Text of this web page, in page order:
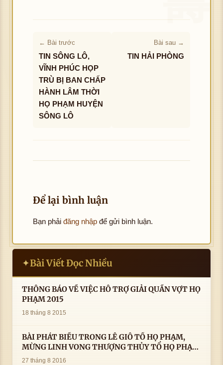
← Bài trước
TIN SÔNG LÔ,
VĨNH PHÚC HỌP
TRÙ BỊ BAN CHẤP
HÀNH LÂM THỜI
HỌ PHẠM HUYỆN
SÔNG LÔ
Bài sau →
TIN HẢI PHÒNG
Để lại bình luận
Bạn phải đăng nhập để gửi bình luận.
✦Bài Viết Đọc Nhiều
THÔNG BÁO VỀ VIỆC HỖ TRỢ GIẢI QUẦN VỢT HỌ
PHẠM 2015
18 tháng 8 2015
BÀI PHÁT BIỂU TRONG LÊ GIỖ TỔ HỌ PHẠM,
MỪNG LINH VONG THƯỢNG THỦY TỔ HỌ PHẠM
AN VỊ TAI CÀ MAU- ( 22/8/2016) CỦA LS.TS.NV.
27 tháng 8 2016